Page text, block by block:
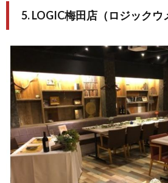
5. LOGIC梅田店（ロジックウ